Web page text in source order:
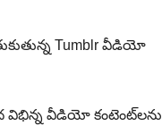
Tumblr వీడియో
విభిన్న వీడియో కంటెంట్‌లను